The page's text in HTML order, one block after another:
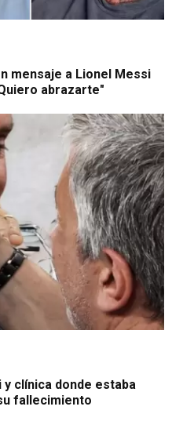
mensaje a Lionel Messi
abrazarte"
clínica donde estaba
fallecimiento